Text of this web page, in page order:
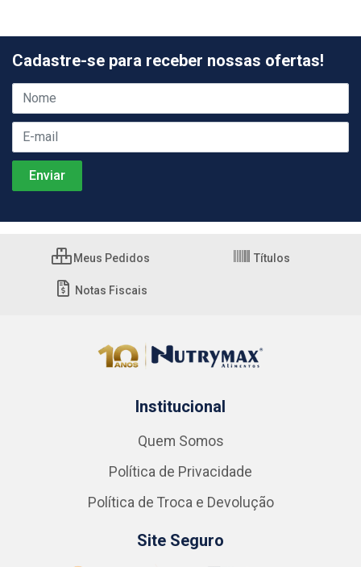
Cadastre-se para receber nossas ofertas!
Meus Pedidos Títulos
Notas Fiscais
Institucional
Quem Somos
Política de Privacidade
Política de Troca e Devolução
Site Seguro